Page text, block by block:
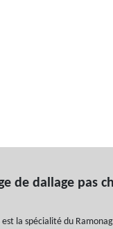
de dallage pas
la spécialité du